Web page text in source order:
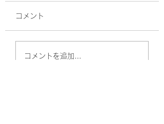
サルスベリ！
コメント
コメントを追加…